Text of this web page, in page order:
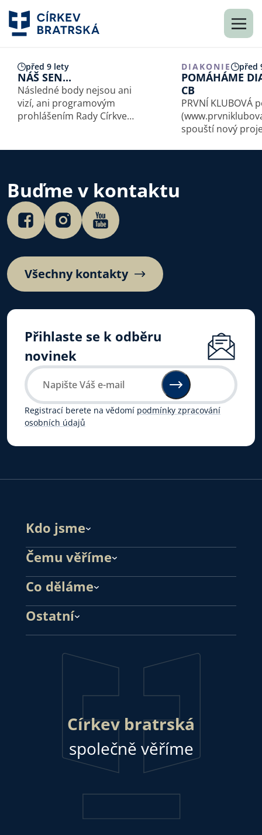
před 9 lety
NÁŠ SEN...
Následné body nejsou ani
vizí, ani programovým
prohlášením Rady Církve
přizvat. Pokud něco z toho,
co budete číst,…
DIAKONIE před
POMÁHÁME
CB
PRVNÍ KLUBOVÁ
(
spouští nový
Buďme v kontaktu
Všechny kontakty
Přihlaste se k odběru
novinek
Registrací berete na vědomí podmínky zpracování
osobních údajů
Kdo jsme
Čemu věříme
Co děláme
Ostatní
Církev bratrská
společně věříme